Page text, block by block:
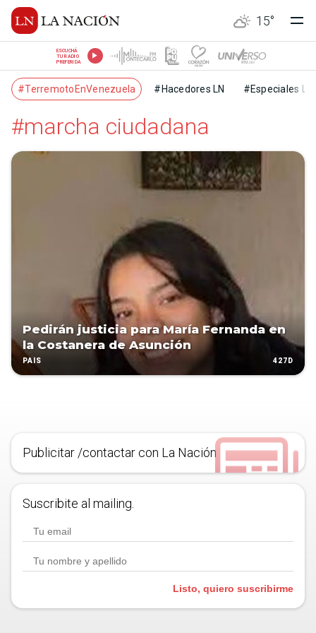
15°
ESCUCHÁ
TU RADIO
PREFERIDA
#TerremotoEnVenezuela #Hacedores LN #Especiales LN
#marcha ciudadana
Pedirán justicia para María Fernanda en
la Costanera de Asunción
PAÍS 427D
Publicitar /contactar con La Nación
Suscribite al mailing.
Listo, quiero suscribirme